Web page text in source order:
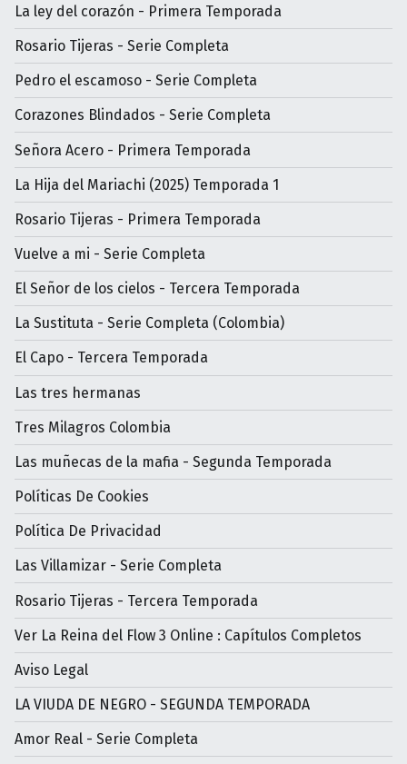
La ley del corazón - Primera Temporada
Rosario Tijeras - Serie Completa
Pedro el escamoso - Serie Completa
Corazones Blindados - Serie Completa
Señora Acero - Primera Temporada
La Hija del Mariachi (2025) Temporada 1
Rosario Tijeras - Primera Temporada
Vuelve a mi - Serie Completa
El Señor de los cielos - Tercera Temporada
La Sustituta - Serie Completa (Colombia)
El Capo - Tercera Temporada
Las tres hermanas
Tres Milagros Colombia
Las muñecas de la mafia - Segunda Temporada
Políticas De Cookies
Política De Privacidad
Las Villamizar - Serie Completa
Rosario Tijeras - Tercera Temporada
Ver La Reina del Flow 3 Online : Capítulos Completos
Aviso Legal
LA VIUDA DE NEGRO - SEGUNDA TEMPORADA
Amor Real - Serie Completa